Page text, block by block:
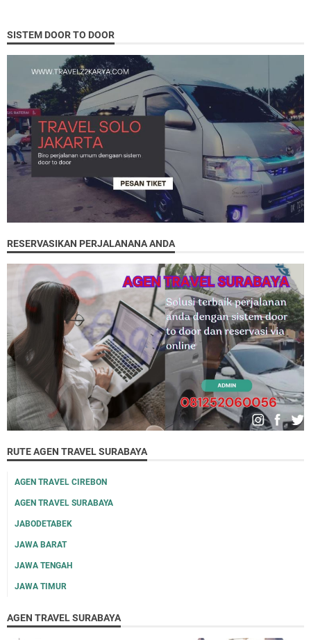
SISTEM DOOR TO DOOR
RESERVASIKAN PERJALANANA ANDA
RUTE AGEN TRAVEL SURABAYA
AGEN TRAVEL CIREBON
AGEN TRAVEL SURABAYA
JABODETABEK
JAWA BARAT
JAWA TENGAH
JAWA TIMUR
AGEN TRAVEL SURABAYA